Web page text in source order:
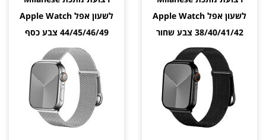
לשעון אפל Apple Watch
38/40/41/42 צבע שחור
Black
לשעון אפל Apple Watch
44/45/46/49 צבע כסף
Silver